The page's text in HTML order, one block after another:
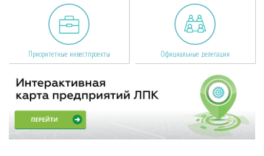
Приоритетные инвестпроекты Официальные делегации